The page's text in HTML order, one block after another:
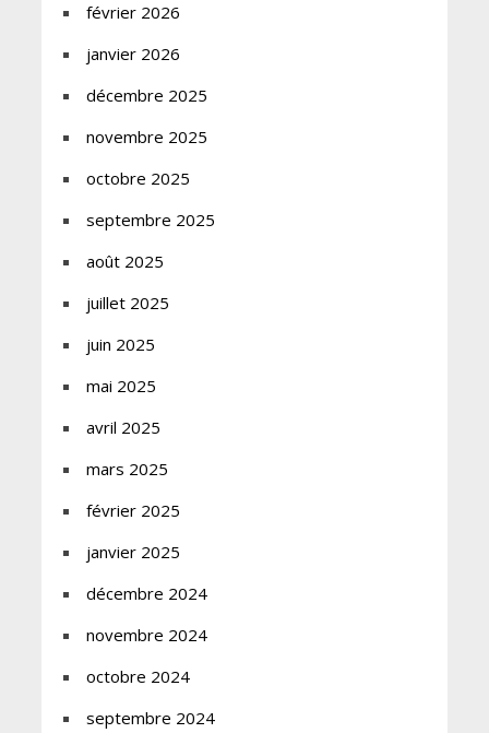
février 2026
janvier 2026
décembre 2025
novembre 2025
octobre 2025
septembre 2025
août 2025
juillet 2025
juin 2025
mai 2025
avril 2025
mars 2025
février 2025
janvier 2025
décembre 2024
novembre 2024
octobre 2024
septembre 2024